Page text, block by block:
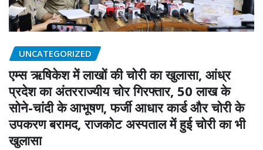
UNCATEGORIZED
एम्स ऋषिकेश में लाखों की चोरी का खुलासा, आंध्र
प्रदेश का अंतरराज्यीय चोर गिरफ्तार, 50 लाख के
सोने-चांदी के आभूषण, फर्जी आधार कार्ड और चोरी के
उपकरण बरामद, राजकोट अस्पताल में हुई चोरी का भी
खुलासा